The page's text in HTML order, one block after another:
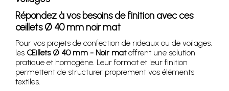
Répondez à vos besoins de finition avec ces
œillets Ø 40 mm noir mat
Pour vos projets de confection de rideaux ou de voilages,
les Œillets Ø 40 mm - Noir matoffrent une solution
pratique et homogène. Leur format et leur finition
permettent de structurer proprement vos éléments
textiles.